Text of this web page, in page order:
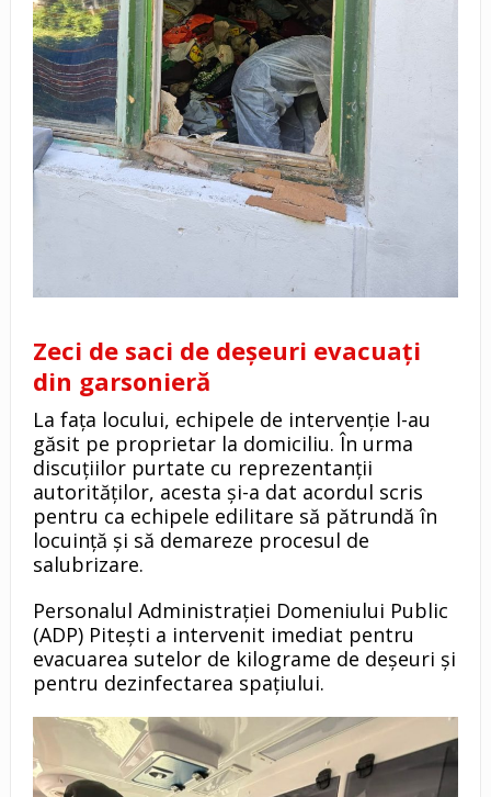
Zeci de saci de deșeuri evacuați
din garsonieră
La fața locului, echipele de intervenție l-au
găsit pe proprietar la domiciliu. În urma
discuțiilor purtate cu reprezentanții
autorităților, acesta și-a dat acordul scris
pentru ca echipele edilitare să pătrundă în
locuință și să demareze procesul de
salubrizare.
Personalul Administrației Domeniului Public
(ADP) Pitești a intervenit imediat pentru
evacuarea sutelor de kilograme de deșeuri și
pentru dezinfectarea spațiului.